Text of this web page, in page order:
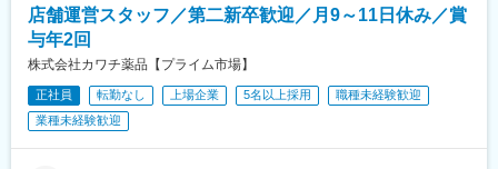
・「個店経営」を実現するための仕組みの整備
・各地域・店舗による自律的な商いの実践
・国内で確立されたフォーマットの海外展開
変更の範囲：会社の定める業務
・ユーザーや店舗の声をもとにした体験のブラッシュアップ
・プロダクトオーナーやデザイナーとの企画・仕様検討
・チームでの対話を通じたカルチャーづくり
「ヤクオーダー」は、スマホから商品を注文し、店舗でスムーズ
に受け取れるアプリです。現在は6店舗で先行運用中で、ユーザー
や店舗スタッフの声をもとに改善を重ねています。開発は完全内
製で、プロダクトも組織も成長途上。仕組みづくりから関われる
フェーズで、技術的にも文化的にも挑戦の余地が豊富です。
店舗運営スタッフ／第二新卒歓迎／月9～11日休み／賞
与年2回
株式会社カワチ薬品【プライム市場】
正社員 転勤なし 上場企業 5名以上採用
職種未経験歓迎
業種未経験歓迎